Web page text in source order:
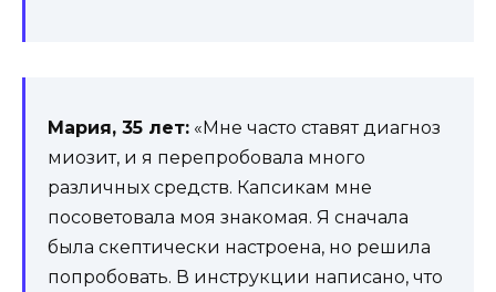
Мария, 35 лет: «Мне часто ставят диагноз
миозит, и я перепробовала много
различных средств. Капсикам мне
посоветовала моя знакомая. Я сначала
была скептически настроена, но решила
попробовать. В инструкции написано, что